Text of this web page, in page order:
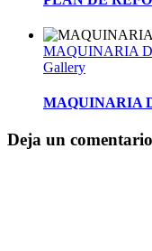
MAQUINARIA
Gallery
MAQUINARIA
Deja un comentario